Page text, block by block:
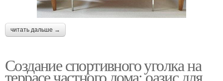
читать дальше →
Создание спортивного уголка на